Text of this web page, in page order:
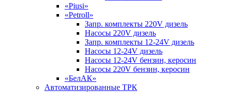
«Piusi»
«Petroll»
Запр. комплекты 220V дизель
Насосы 220V дизель
Запр. комплекты 12-24V дизель
Насосы 12-24V дизель
Насосы 12-24V бензин, керосин
Насосы 220V бензин, керосин
«БелАК»
Автоматизированные ТРК